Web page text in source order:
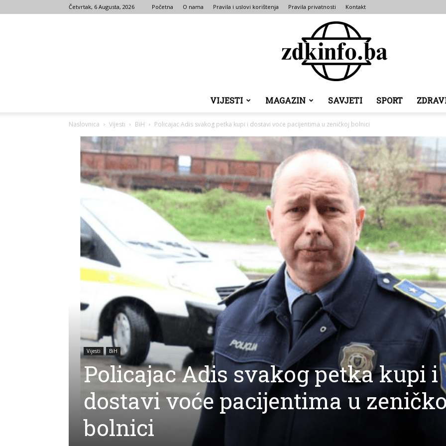
Četvrtak, 6 Augusta, 2026 Početna O nama Pravila i uslovi korištenja Pravila privatnosti Kontakt
ZDK
INFO
VIJESTI MAGAZIN SAVJETI SPORT
Naslovnica Vijesti BiH Policajac Adis svakog petka kupi i dostavi voće pacijentima u zeničkoj bolnici
Vijesti BiH
Policajac Adis svakog petka kupi i
dostavi voće pacijentima u
bolnici